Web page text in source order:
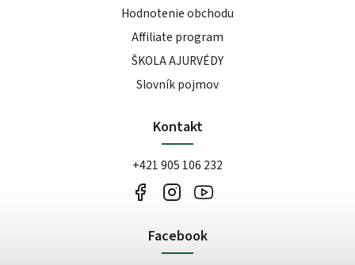
Hodnotenie obchodu
Affiliate program
ŠKOLA AJURVÉDY
Slovník pojmov
Kontakt
+421 905 106 232
Facebook